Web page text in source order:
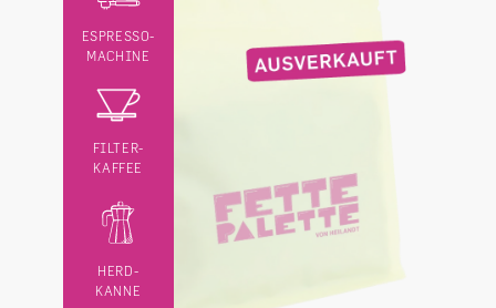
ESPRESSO-
MACHINE
FILTER-
KAFFEE
HERD-
KANNE